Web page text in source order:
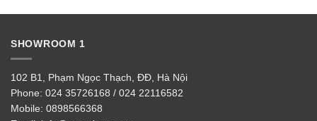
SHOWROOM 1
102 B1, Phạm Ngọc Thạch, ĐĐ, Hà Nội
Phone: 024 35726168 / 024 22116582
Mobile: 0898566368